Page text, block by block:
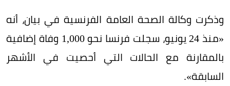
وذكرت وكالة الصحة العامة الفرنسية في بيان، أنه
«منذ 24 يونيو، سجلت فرنسا نحو 1,000 وفاة إضافية
بالمقارنة مع الحالات التي أحصيت في الأشهر
السابقة».